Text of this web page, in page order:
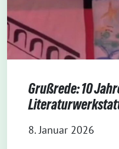
Grußrede: 10
8. Januar 2026